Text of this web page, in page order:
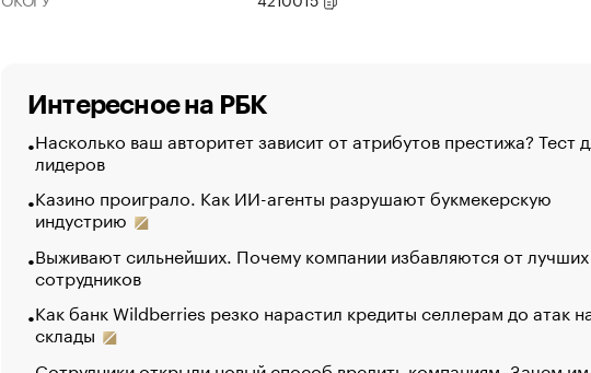
Интересное на РБК
Насколько ваш авторитет зависит от атрибутов престижа? Тест
лидеров
Казино проиграло. Как ИИ-агенты разрушают букмекерскую
индустрию
Выживают сильнейших. Почему компании избавляются от лучших
сотрудников
Как банк Wildberries резко нарастил кредиты селлерам до атак
склады